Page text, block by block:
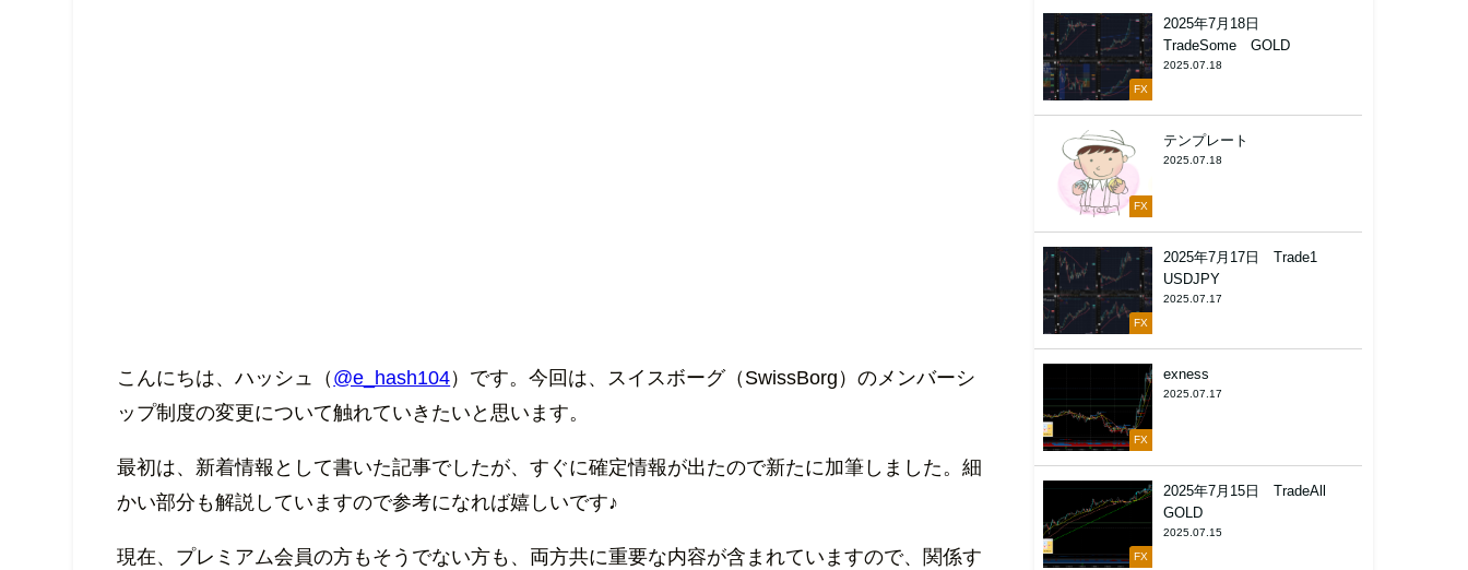
こんにちは、ハッシュ（ @e_hash104）です。今回は、スイスボーグ（SwissBorg）のメンバーシ
ップ制度の変更について触れていきたいと思います。
最初は、新着情報として書いた記事でしたが、すぐに確定情報が出たので新たに加筆しました。細
かい部分も解説していますので参考になれば嬉しいです♪
現在、プレミアム会員の方もそうでない方も、両方共に重要な内容が含まれていますので、関係す
FX
2025年7月18日
TradeSome GOLD
2025.07.18
FX
テンプレート
2025.07.18
FX
2025年7月17日 Trade1
USDJPY
2025.07.17
FX
exness
2025.07.17
FX
2025年7月15日 TradeAll
GOLD
2025.07.15